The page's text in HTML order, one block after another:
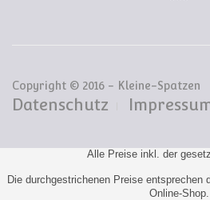
Copyright © 2016 - Kleine-Spatzen
Datenschutz
Alle Preise inkl. der
Die durchgestrichenen Preise entsprechen
Online-Shop.